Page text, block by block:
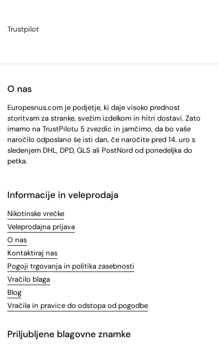
Trustpilot
O nas
Europesnus.com je podjetje, ki daje visoko prednost
storitvam za stranke, svežim izdelkom in hitri dostavi. Zato
imamo na TrustPilotu 5 zvezdic in jamčimo, da bo vaše
naročilo odposlano še isti dan, če naročite pred 14. uro s
sledenjem DHL, DPD, GLS ali PostNord od ponedeljka do
petka.
Informacije in veleprodaja
Nikotinske vrečke
Veleprodajna prijava
O nas
Kontaktiraj nas
Pogoji trgovanja in politika zasebnosti
Vračilo blaga
Blog
Vračila in pravice do odstopa od pogodbe
Priljubljene blagovne znamke